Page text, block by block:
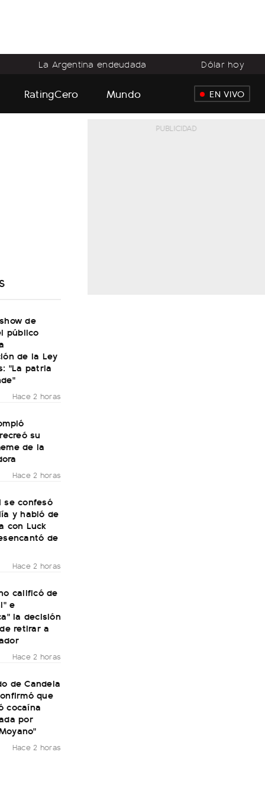
La Argentina endeudada Dólar hoy
RatingCero Mundo EN VIVO
de
público
de la Ley
"La patria
Hace 2 horas
su
de la
Hace 2 horas
se confesó
y habló de
con Luck
de
Hace 2 horas
calificó de
e
la decisión
retirar a
Hace 2 horas
de Candela
que
cocaína
por
Hace 2 horas